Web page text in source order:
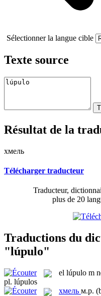
Sélectionner la langue cible
Texte source
Résultat de la
хмель
Télécharger traducteur
Traducteur,
plus de 20
Traductions du
"lúpulo"
el lúpulo m
pl. lúpulos
хмель м.р.